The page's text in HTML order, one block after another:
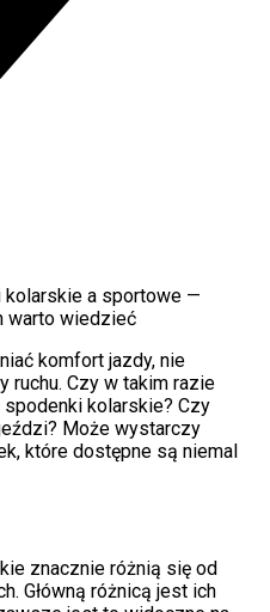
kolarskie a sportowe —
warto wiedzieć
komfort jazdy, nie
ruchu. Czy w takim razie
kolarskie? Czy
Może wystarczy
które dostępne są niemal
znacznie różnią się od
Główną różnicą jest ich